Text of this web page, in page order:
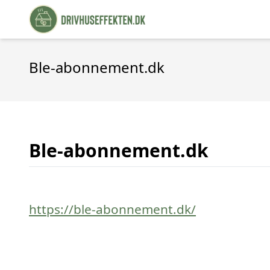
Ble-abonnement.dk
Ble-abonnement.dk
https://ble-abonnement.dk/